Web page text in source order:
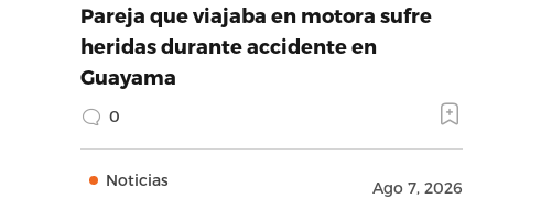
Pareja que viajaba en motora sufre
heridas durante accidente en
Guayama
0
Noticias Ago 7, 2026